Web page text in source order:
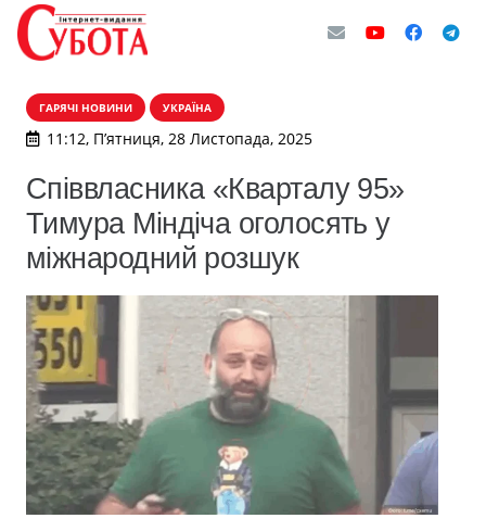
ГАРЯЧІ НОВИНИ УКРАЇНА
11:12, П’ятниця, 28 Листопада, 2025
Співвласника «Кварталу 95»
Тимура Міндіча оголосять у
міжнародний розшук